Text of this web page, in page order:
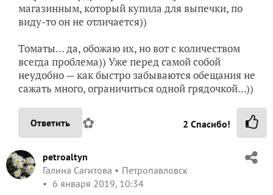
магазинным, который купила для выпечки, по
виду-то он не отличается))
Томаты… да, обожаю их, но вот с количеством
всегда проблема)) Уже перед самой собой
неудобно — как быстро забываются обещания не
сажать много, ограничиться одной грядочкой...))
Ответить ✿ 2 Спасибо!
petroaltyn
Галина Сагитова
Петропавловск
6 января 2019, 10:34